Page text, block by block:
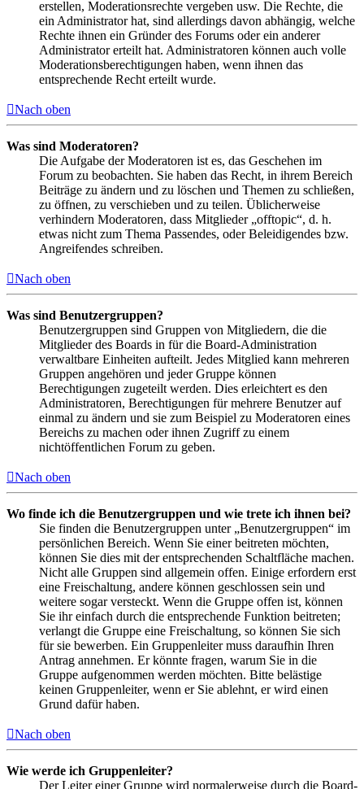
erstellen, Moderationsrechte vergeben usw. Die Rechte, die
ein Administrator hat, sind allerdings davon abhängig, welche
Rechte ihnen ein Gründer des Forums oder ein anderer
Administrator erteilt hat. Administratoren können auch volle
Moderationsberechtigungen haben, wenn ihnen das
entsprechende Recht erteilt wurde.
Nach oben
Was sind Moderatoren?
Die Aufgabe der Moderatoren ist es, das Geschehen im
Forum zu beobachten. Sie haben das Recht, in ihrem Bereich
Beiträge zu ändern und zu löschen und Themen zu schließen,
zu öffnen, zu verschieben und zu teilen. Üblicherweise
verhindern Moderatoren, dass Mitglieder „offtopic“, d. h.
etwas nicht zum Thema Passendes, oder Beleidigendes bzw.
Angreifendes schreiben.
Nach oben
Was sind Benutzergruppen?
Benutzergruppen sind Gruppen von Mitgliedern, die die
Mitglieder des Boards in für die Board-Administration
verwaltbare Einheiten aufteilt. Jedes Mitglied kann mehreren
Gruppen angehören und jeder Gruppe können
Berechtigungen zugeteilt werden. Dies erleichtert es den
Administratoren, Berechtigungen für mehrere Benutzer auf
einmal zu ändern und sie zum Beispiel zu Moderatoren eines
Bereichs zu machen oder ihnen Zugriff zu einem
nichtöffentlichen Forum zu geben.
Nach oben
Wo finde ich die Benutzergruppen und wie trete ich ihnen bei?
Sie finden die Benutzergruppen unter „Benutzergruppen“ im
persönlichen Bereich. Wenn Sie einer beitreten möchten,
können Sie dies mit der entsprechenden Schaltfläche machen.
Nicht alle Gruppen sind allgemein offen. Einige erfordern erst
eine Freischaltung, andere können geschlossen sein und
weitere sogar versteckt. Wenn die Gruppe offen ist, können
Sie ihr einfach durch die entsprechende Funktion beitreten;
verlangt die Gruppe eine Freischaltung, so können Sie sich
für sie bewerben. Ein Gruppenleiter muss daraufhin Ihren
Antrag annehmen. Er könnte fragen, warum Sie in die
Gruppe aufgenommen werden möchten. Bitte belästige
keinen Gruppenleiter, wenn er Sie ablehnt, er wird einen
Grund dafür haben.
Nach oben
Wie werde ich Gruppenleiter?
Der Leiter einer Gruppe wird normalerweise durch die Board-